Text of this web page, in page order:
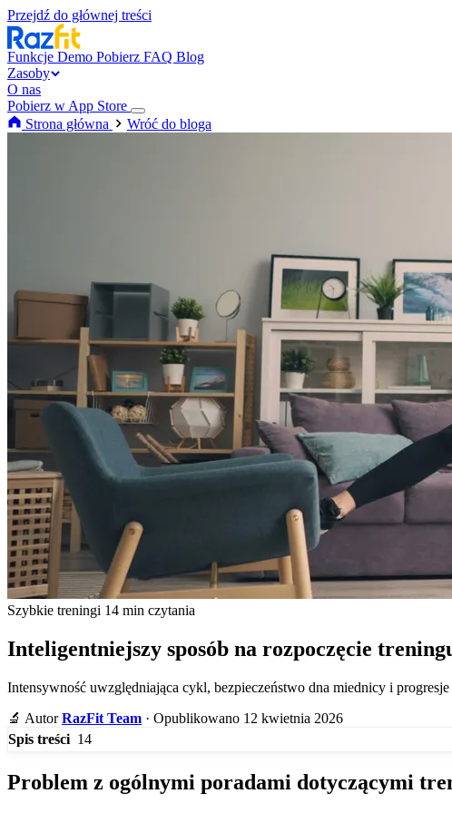
Przejdź do głównej treści
Funkcje Demo Pobierz FAQ Blog
Zasoby
O nas
Pobierz w App Store
Strona główna
Wróć do bloga
Szybkie treningi 14 min czytania
Inteligentniejszy sposób na rozpoczęcie
Intensywność uwzględniająca cykl, bezpieczeństwo dna miednicy i
🔬 AutorRazFit Team · Opublikowano 12 kwietnia 2026
Spis treści 14
Problem z ogólnymi poradami dotyczącymi